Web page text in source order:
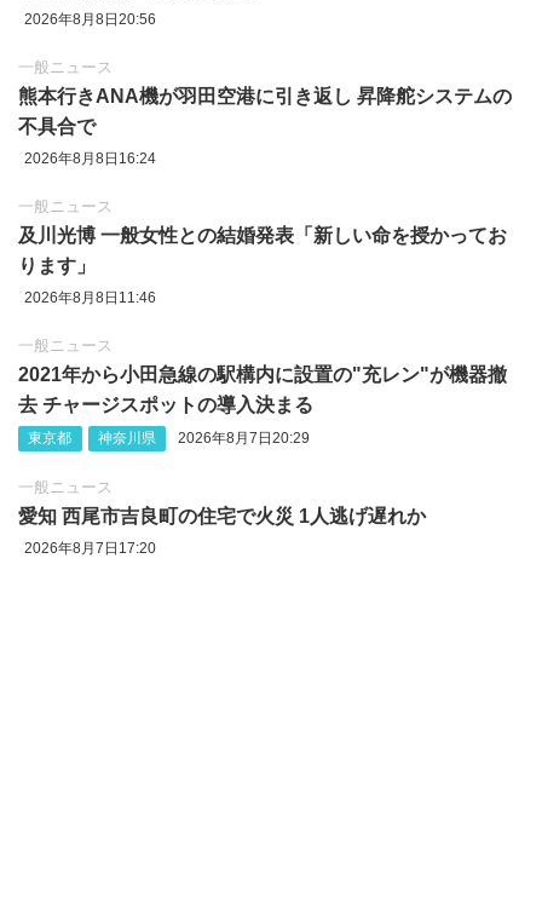
2026年8月8日20:56
一般ニュース
熊本行きANA機が羽田空港に引き返し 昇降舵システムの
不具合で
2026年8月8日16:24
一般ニュース
及川光博 一般女性との結婚発表「新しい命を授かってお
ります」
2026年8月8日11:46
一般ニュース
2021年から小田急線の駅構内に設置の"充レン"が機器撤
去 チャージスポットの導入決まる
東京都 神奈川県 2026年8月7日20:29
一般ニュース
愛知 西尾市吉良町の住宅で火災 1人逃げ遅れか
2026年8月7日17:20